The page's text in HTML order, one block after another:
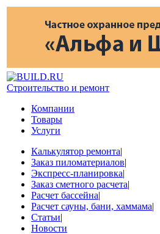
Строительство и ремонт
Компании
Товары
Услуги
Калькулятор ремонта|
Заказ пиломатериалов|
Экспресс-планировка|
Заказ сметного расчета|
Расчет бассейна|
Расчет сауны, бани, хаммама|
Статьи|
Новости